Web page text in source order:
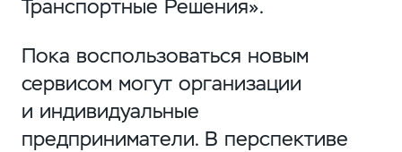
Транспортные Решения».
Пока воспользоваться новым
сервисом могут организации
и индивидуальные
предприниматели. В перспективе